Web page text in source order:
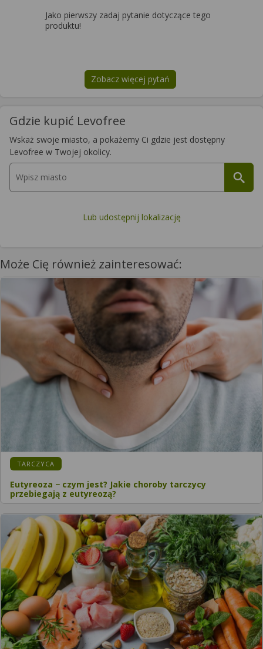
Jako pierwszy zadaj pytanie dotyczące tego
produktu!
Zobacz więcej pytań
na tematLevofree
Gdzie kupić Levofree
Wskaż swoje miasto, a pokażemy Ci gdzie jest dostępny
Levofree w Twojej okolicy.
Lub udostępnij lokalizację
Może Cię również zainteresować:
KATEGORIA:
TARCZYCA
Eutyreoza − czym jest? Jakie choroby tarczycy
przebiegają z eutyreozą?